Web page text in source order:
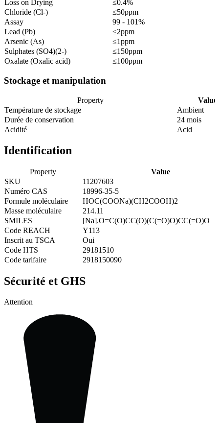
Loss on Drying
≤0.4%
Chloride (Cl-)
≤50ppm
Assay
99 - 101%
Lead (Pb)
≤2ppm
Arsenic (As)
≤1ppm
Sulphates (SO4)(2-)
≤150ppm
Oxalate (Oxalic acid)
≤100ppm
Stockage et manipulation
Property
Value
Température de stockage
Ambient
Durée de conservation
24 mois
Acidité
Acid
Identification
Property
Value
SKU
11207603
Numéro CAS
18996-35-5
Formule moléculaire
HOC(COONa)(CH2COOH)2
Masse moléculaire
214.11
SMILES
[Na].O=C(O)CC(O)(C(=O)O)CC(=O)O
Code REACH
Y113
Inscrit au TSCA
Oui
Code HTS
29181510
Code tarifaire
2918150090
Sécurité et GHS
Attention